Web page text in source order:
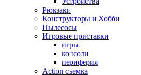
Рюкзаки
Конструкторы и Хобби
Пылесосы
Игровые приставки
игры
консоли
периферия
Action съемка